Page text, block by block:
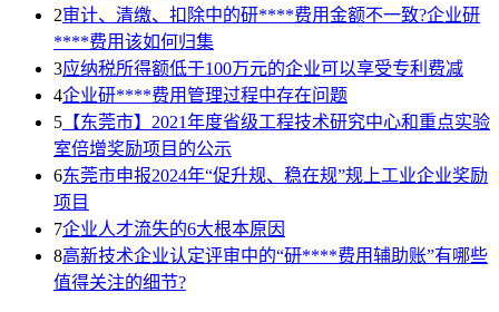
2审计、清缴、扣除中的研****费用金额不一致?企业研
****费用该如何归集
3应纳税所得额低于100万元的企业可以享受专利费减
4企业研****费用管理过程中存在问题
5 【东莞市】2021年度省级工程技术研究中心和重点实验
室倍增奖励项目的公示
6东莞市申报2024年“促升规、稳在规”规上工业企业奖励
项目
7企业人才流失的6大根本原因
8高新技术企业认定评审中的“研****费用辅助账”有哪些
值得关注的细节?